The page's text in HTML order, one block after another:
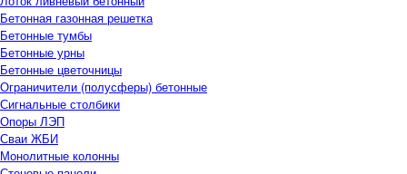
Бетонная газонная решетка
Бетонные тумбы
Бетонные урны
Бетонные цветочницы
Ограничители (полусферы) бетонные
Сигнальные столбики
Опоры ЛЭП
Сваи ЖБИ
Монолитные колонны